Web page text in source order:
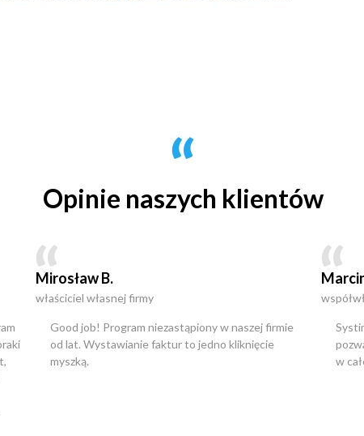
Opinie naszych klientów
Mirosław B.
właściciel własnej firmy
Good job! Program niezastąpiony w naszej firmie
od lat. Wystawianie faktur to jedno kliknięcie
myszką.
w